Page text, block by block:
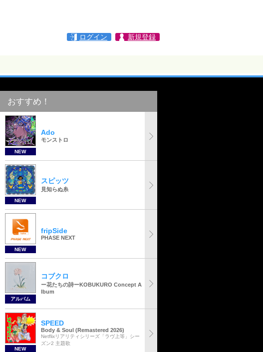
ログイン 新規登録
おすすめ！
NEW
Ado
モンストロ
NEW
スピッツ
見知らぬ糸
NEW
fripSide
PHASE NEXT
アルバム
コブクロ
ー花たちの詩ーKOBUKURO Concept A
lbum
NEW
SPEED
Body & Soul (Remastered 2026)
Netflixリアリティシリーズ「ラヴ上等」シー
ズン2 主題歌